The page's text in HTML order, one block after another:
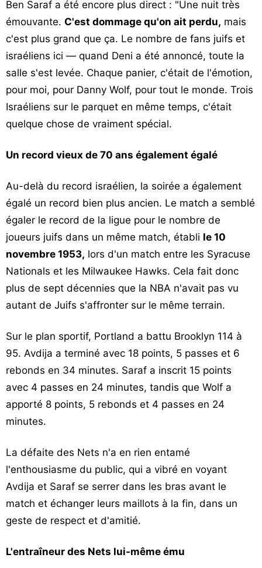
Ben Saraf a été encore plus direct : "Une nuit très
émouvante. C'est dommage qu'on ait perdu, mais
c'est plus grand que ça. Le nombre de fans juifs et
israéliens ici — quand Deni a été annoncé, toute la
salle s'est levée. Chaque panier, c'était de l'émotion,
pour moi, pour Danny Wolf, pour tout le monde. Trois
Israéliens sur le parquet en même temps, c'était
quelque chose de vraiment spécial.
Un record vieux de 70 ans également égalé
Au-delà du record israélien, la soirée a également
égalé un record bien plus ancien. Le match a semblé
égaler le record de la ligue pour le nombre de
joueurs juifs dans un même match, établi le 10
novembre 1953, lors d'un match entre les Syracuse
Nationals et les Milwaukee Hawks. Cela fait donc
plus de sept décennies que la NBA n'avait pas vu
autant de Juifs s'affronter sur le même terrain.
Sur le plan sportif, Portland a battu Brooklyn 114 à
95. Avdija a terminé avec 18 points, 5 passes et 6
rebonds en 34 minutes. Saraf a inscrit 15 points
avec 4 passes en 24 minutes, tandis que Wolf a
apporté 8 points, 5 rebonds et 4 passes en 24
minutes.
La défaite des Nets n'a en rien entamé
l'enthousiasme du public, qui a vibré en voyant
Avdija et Saraf se serrer dans les bras avant le
match et échanger leurs maillots à la fin, dans un
geste de respect et d'amitié.
L'entraîneur des Nets lui-même ému